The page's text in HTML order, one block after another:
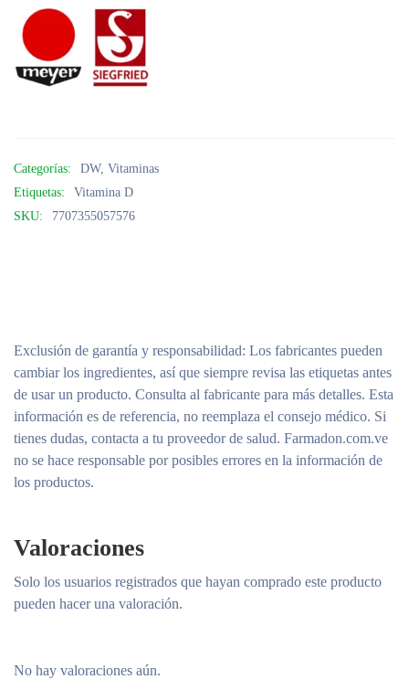
Categorías: DW, Vitaminas
Etiquetas:
Vitamina D
SKU:
7707355057576
Exclusión de garantía y responsabilidad: Los fabricantes pueden
cambiar los ingredientes, así que siempre revisa las etiquetas antes
de usar un producto. Consulta al fabricante para más detalles. Esta
información es de referencia, no reemplaza el consejo médico. Si
tienes dudas, contacta a tu proveedor de salud. Farmadon.com.ve
no se hace responsable por posibles errores en la información de
los productos.
Valoraciones
No hay valoraciones aún.
Solo los usuarios registrados que hayan comprado este producto
pueden hacer una valoración.